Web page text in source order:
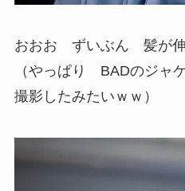
おおお ずいぶん 髪が
（やっぱり BADのジャ
撮影したみたいｗｗ）